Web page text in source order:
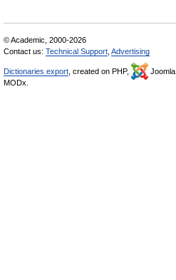
© Academic, 2000-2026
Contact us: Technical Support Advertising
Dictionaries export , created on PHP, Joomla,
MODx.